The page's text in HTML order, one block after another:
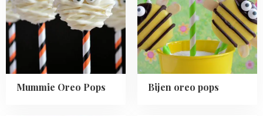
Mummie Oreo Pops
Pops
Bijen oreo pops
pops